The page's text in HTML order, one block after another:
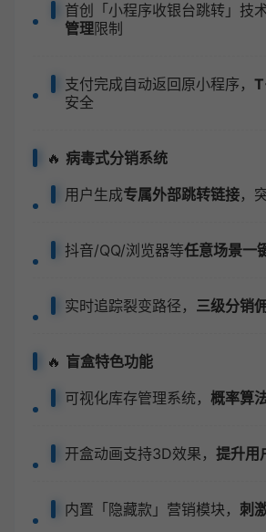
首创「小程序收银台跳转」技术
管理限制
支付完成自动返回原小程序，
安全
🔥 病毒式分销系统
用户生成专属外部跳转链接，
抖音/QQ/浏览器等任意场景一
实时追踪裂变路径， 三级分销
🔥 盲盒特色功能
可视化库存管理系统， 概率算
开盒动画支持3D效果， 提升用
内置「隐藏款」营销模块， 刺